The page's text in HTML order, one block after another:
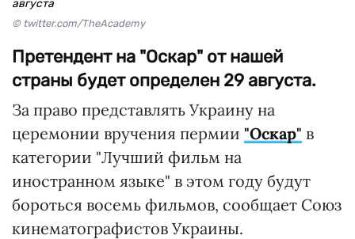
августа
© twitter.com/TheAcademy
Претендент на "Оскар" от нашей
страны будет определен 29 августа.
За право представлять Украину на
церемонии вручения пермии "Оскар" в
категории "Лучший фильм на
иностранном языке" в этом году будут
бороться восемь фильмов, сообщает Союз
кинематографистов Украины.